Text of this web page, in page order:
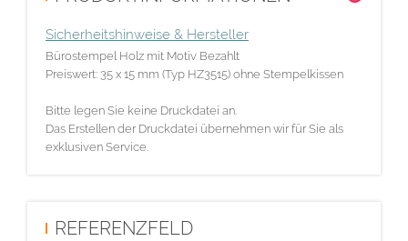
Sicherheitshinweise & Hersteller
Bürostempel Holz mit Motiv Bezahlt
Preiswert: 35 x 15 mm (Typ HZ3515) ohne Stempelkissen
Bitte legen Sie keine Druckdatei an.
Das Erstellen der Druckdatei übernehmen wir für Sie als
exklusiven Service.
REFERENZFELD